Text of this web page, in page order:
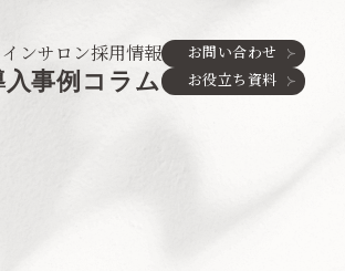
ンサロン採用情報
事例 コラム
お問い合わせ
お役立ち資料